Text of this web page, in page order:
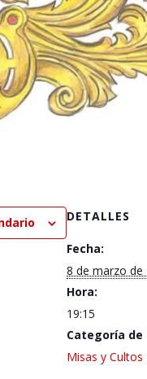
DETALLES
Fecha:
8 de marzo de
Hora:
19:15
Categoría de
Misas y Cultos